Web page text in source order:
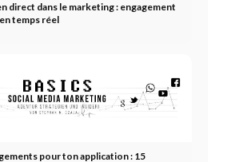
direct dans le marketing : engagement
temps réel
pour ton application : 15